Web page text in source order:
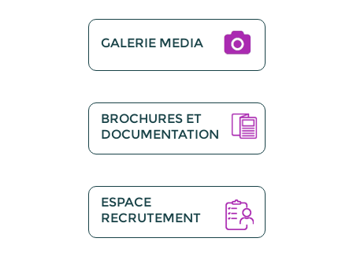
GALERIE MEDIA
BROCHURES ET
DOCUMENTATION
ESPACE
RECRUTEMENT